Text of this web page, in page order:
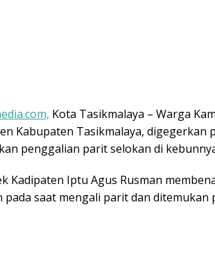
Kota Tasikmalaya – Warga
Kabupaten Tasikmalaya,
penggalian parit selokan di
Kadipaten Iptu Agus Rusman
pada saat mengali parit dan ditemukan